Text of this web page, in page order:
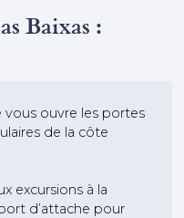
Baixas :
ouvre les portes
de la côte
excursions à la
d’attache pour